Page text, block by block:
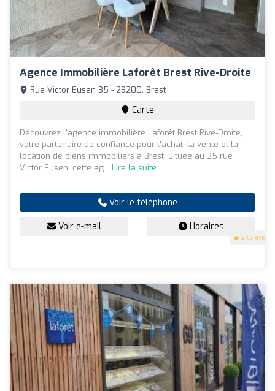
Agence Immobilière Laforêt Brest Rive-Droite
5 (5 avis)
Rue Victor Eusen 35 - 29200, Brest
Carte
Découvrez l'agence immobilière Laforêt Brest Rive-Droite,
votre partenaire de confiance pour l'achat, la vente et la
location de biens immobiliers à Brest. Située au 35 rue
Victor Eusen, cette ag... Lire la suite
Voir le téléphone
Voir e-mail Horaires